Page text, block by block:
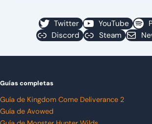
Twitter YouTube
Discord
Steam
Guías completas
Guía de Kingdom Come Deliverance 2
Guía de Avowed